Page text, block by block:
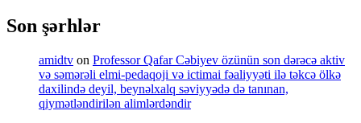
Son şərhlər
amidtv on Professor Qafar Cəbiyev özünün son dərəcə aktiv
və səmərəli elmi-pedaqoji və ictimai fəaliyyəti ilə təkcə ölkə
daxilində deyil, beynəlxalq səviyyədə də tanınan,
qiymətləndirilən alimlərdəndir